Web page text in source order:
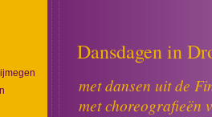
Dansdagen in
met dansen uit de
met choreografieën